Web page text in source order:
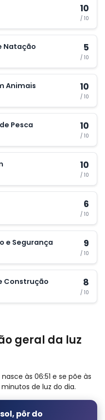
10
/ 10
Natação 5
/ 10
Animais 10
/ 10
Pesca 10
/ 10
10
/ 10
6
/ 10
e Segurança 9
/ 10
Construção 8
/ 10
geral da luz
às 06:51 e se põe às
de luz do dia.
pôr do